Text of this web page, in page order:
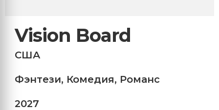
Vision Board
США
Фэнтези, Комедия, Романс
2027